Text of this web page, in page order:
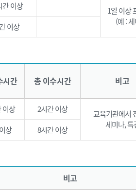
간 이상
1일 이상
(예 :
이상
시간 총 이수시간 비고
이상 2시간 이상
교육기관에서
세미나, 특
상 8시간 이상
비고